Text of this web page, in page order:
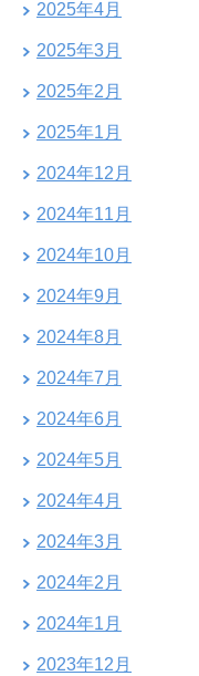
2025年4月
2025年3月
2025年2月
2025年1月
2024年12月
2024年11月
2024年10月
2024年9月
2024年8月
2024年7月
2024年6月
2024年5月
2024年4月
2024年3月
2024年2月
2024年1月
2023年12月